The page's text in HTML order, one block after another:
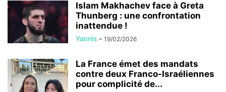
Islam Makhachev face à Greta
Thunberg : une confrontation
inattendue !
Yannis - 19/02/2026
La France émet des mandats
contre deux Franco-Israéliennes
pour complicité de...